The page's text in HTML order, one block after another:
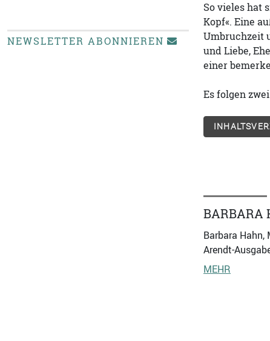
NEWSLETTER ABONNIEREN
So vieles hat
Kopf«. Eine
Umbruchzeit
und Liebe,
einer
Es folgen
BARBARA
Barbara Hahn,
Arendt-
MEHR